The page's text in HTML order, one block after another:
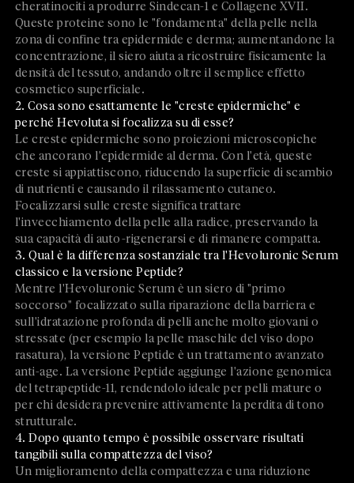
cheratinociti a produrre Sindecan-1 e Collagene XVII.
Queste proteine sono le "fondamenta" della pelle nella
zona di confine tra epidermide e derma; aumentandone la
concentrazione, il siero aiuta a ricostruire fisicamente la
densità del tessuto, andando oltre il semplice effetto
cosmetico superficiale.
2. Cosa sono esattamente le "creste epidermiche" e
perché Hevoluta si focalizza su di esse?
Le creste epidermiche sono proiezioni microscopiche
che ancorano l'epidermide al derma. Con l'età, queste
creste si appiattiscono, riducendo la superficie di scambio
di nutrienti e causando il rilassamento cutaneo.
Focalizzarsi sulle creste significa trattare
l'invecchiamento della pelle alla radice, preservando la
sua capacità di auto-rigenerarsi e di rimanere compatta.
3. Qual è la differenza sostanziale tra l'Hevoluronic Serum
classico e la versione Peptide?
Mentre l'Hevoluronic Serum è un siero di "primo
soccorso" focalizzato sulla riparazione della barriera e
sull'idratazione profonda di pelli anche molto giovani o
stressate (per esempio la pelle maschile del viso dopo
rasatura), la versione Peptide è un trattamento avanzato
anti-age. La versione Peptide aggiunge l'azione genomica
del tetrapeptide-11, rendendolo ideale per pelli mature o
per chi desidera prevenire attivamente la perdita di tono
strutturale.
4. Dopo quanto tempo è possibile osservare risultati
tangibili sulla compattezza del viso?
Un miglioramento della compattezza e una riduzione